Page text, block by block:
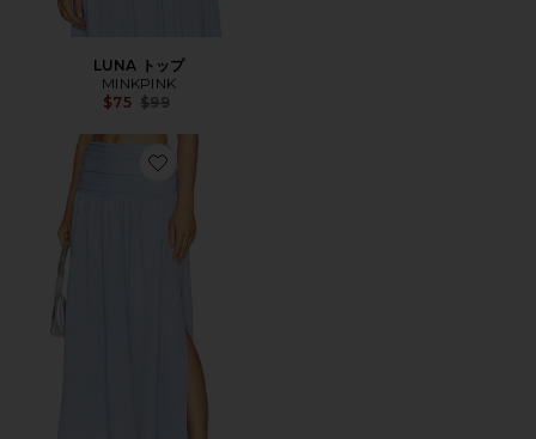
LUNA トップ
MINKPINK
$75 Previous price:
$99
Favorite LUNA スカート